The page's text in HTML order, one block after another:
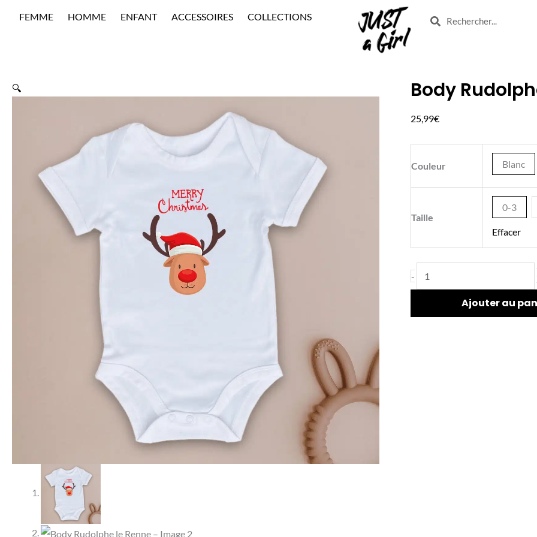
FEMME HOMME ENFANT ACCESSOIRES COLLECTIONS SearchSearch
🔍 Body
25,99€
Couleur Blanc
Taille
0-3
Effacer
-
quantité
Body
Ajouter au